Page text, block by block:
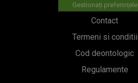
Gestionați preferințele
Contact
Termeni si conditii
Cod deontologic
Regulamente